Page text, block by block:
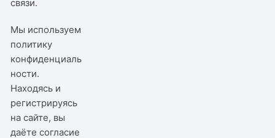
связи.
Мы используем
политику
конфиденциаль
ности.
Находясь и
регистрируясь
на сайте, вы
даёте согласие